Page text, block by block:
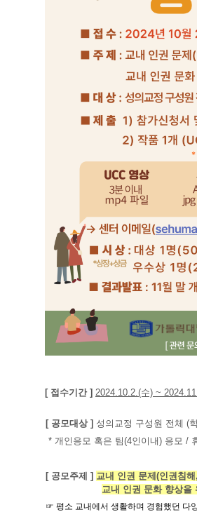
[ 접수기간 ] 2024.10.2.(수) ~
[ 공모대상 ] 성의교정 구성원 전체 (
* 개인응모 혹은 팀(4인이내) 응모 /
[ 공모주제 ] 교내 인권 문제(인권침
교내 인권 문화 향상을
☞ 평소 교내에서 생활하며 경험했던 다